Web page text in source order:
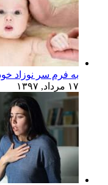
به فرم سر نوزاد
۱۷ مرداد, ۱۳۹۷